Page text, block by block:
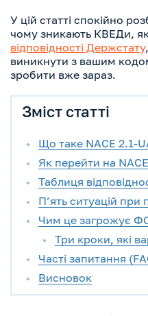
У цій статті спокійно
чому зникають КВЕДи,
відповідності Держстату
виникнути з вашим
зробити вже зараз.
Зміст статті
Що таке NACE 2.1-
Як перейти на
Таблиця
П’ять ситуацій
Чим це загрожує
Три кроки, які
Часті запитання
Висновок